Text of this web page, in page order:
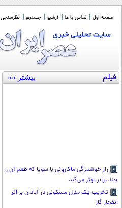
صفحه اول تماس با ما آرشیو جستجو نظرسنجی
فیلم بیشتر »»
راز خوشمزگی ماکارونی با سویا که طعم آن را
چند برابر بهتر می‌کند
تخریب یک منزل مسکونی در آبادان بر اثر
انفجار گاز